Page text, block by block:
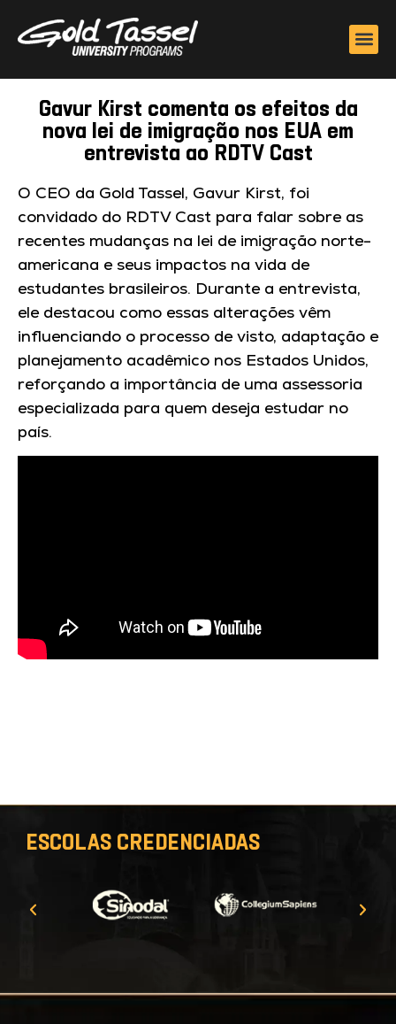
Gavur Kirst comenta os efeitos da
nova lei de imigração nos EUA em
entrevista ao RDTV Cast
O CEO da Gold Tassel, Gavur Kirst, foi
convidado do RDTV Cast para falar sobre as
recentes mudanças na lei de imigração norte-
americana e seus impactos na vida de
estudantes brasileiros. Durante a entrevista,
ele destacou como essas alterações vêm
influenciando o processo de visto, adaptação e
planejamento acadêmico nos Estados Unidos,
reforçando a importância de uma assessoria
especializada para quem deseja estudar no
país.
ESCOLAS CREDENCIADAS